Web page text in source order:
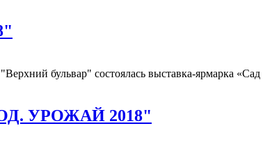
бульвар" состоялась выставка-ярмарка
УРОЖАЙ 2018"